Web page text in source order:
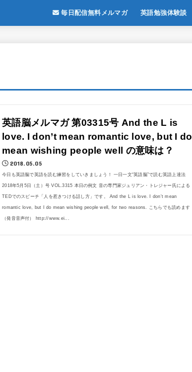
毎日配信無料メルマガ 英語勉強体験談
英語脳メルマガ 第03315号 And the L is
love. I don’t mean romantic love, but I do
mean wishing people well の意味は？
2018.05.05
今日も英語脳で英語を読む練習をしていきましょう！ 一日一文“英語脳”で読む英語上達法
2018年5月5日（土）号 VOL.3315 本日の例文 音の専門家ジュリアン・トレジャー氏による
TEDでのスピーチ「人を惹きつける話し方」です。 And the L is love. I don't mean
romantic love, but I do mean wishing people well, for two reasons. こちらでも読めます
（発音音声付） http://www.ei...